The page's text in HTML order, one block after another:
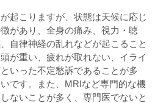
起こりますが、状態は天候に応じ
があり、全身の痛み、視力・聴
自律神経の乱れなどが起こること
が重い、疲れが取れない、イライ
いった不定愁訴であることが多
です。また、MRIなど専門的な機
ないことが多く、専門医でないと